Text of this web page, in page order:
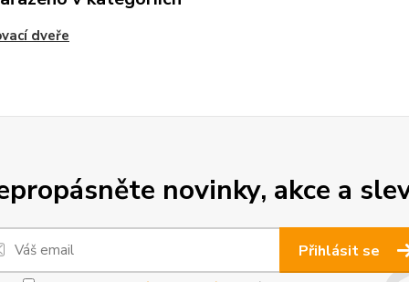
dveře
novinky, akce a
Přihlásit se